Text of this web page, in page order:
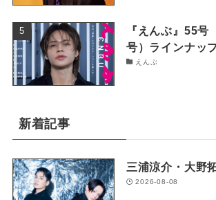
『えんぶ』55号
号）ラインナッ
えんぶ
新着記事
三浦涼介・大野
2026-08-08